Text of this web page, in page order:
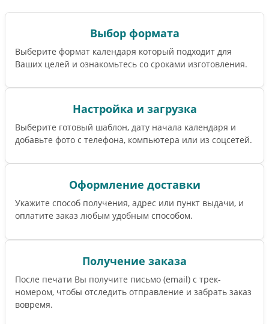
Выбор формата
Выберите формат календаря который подходит для
Ваших целей и ознакомьтесь со сроками изготовления.
Настройка и загрузка
Выберите готовый шаблон, дату начала календаря и
добавьте фото с телефона, компьютера или из соцсетей.
Оформление доставки
Укажите способ получения, адрес или пункт выдачи, и
оплатите заказ любым удобным способом.
Получение заказа
После печати Вы получите письмо (email) c трек-
номером, чтобы отследить отправление и забрать заказ
вовремя.